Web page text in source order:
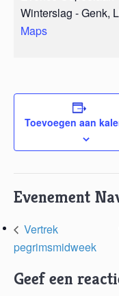
Winterslag - Genk,
Maps
Toevoegen aan
Evenement
Vertrek
pegrimsmidweek
Geef een